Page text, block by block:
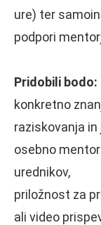
ure) ter
podpori
Pridobili bodo:
konkretno
raziskovanja
osebno
urednikov,
priložnost za
ali video